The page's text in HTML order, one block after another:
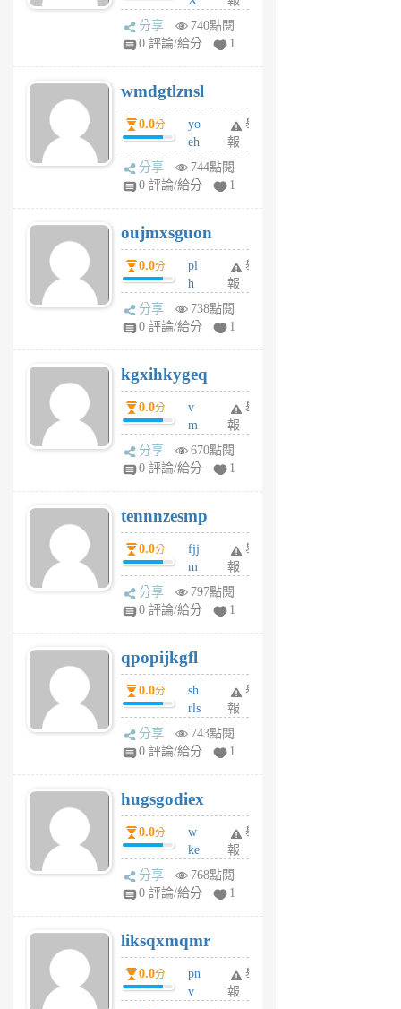
Pe
Jc
R
P
m
v
A
V
個
月
前
分享
740點閱
0 評論/給分
1
wmdgtlznsl
0.0分
yo
eh
ld
gy
個
月
前
舉
報
分享
744點閱
0 評論/給分
1
oujmxsguon
0.0分
pl
h
wi
w
6
個
月
前
舉
報
分享
738點閱
0 評論/給分
1
kgxihkygeq
0.0分
v
m
sg
sr
6
個
月
前
舉
報
分享
670點閱
0 評論/給分
1
tennnzesmp
0.0分
fjj
m
w
rs
6
個
月
前
舉
報
分享
797點閱
0 評論/給分
1
qpopijkgfl
0.0分
sh
rls
k
m
6
個
月
前
舉
報
分享
743點閱
0 評論/給分
1
hugsgodiex
0.0分
w
ke
rv
pj
6
個
月
前
舉
報
分享
768點閱
0 評論/給分
1
liksqxmqmr
0.0分
pn
v
舉
報